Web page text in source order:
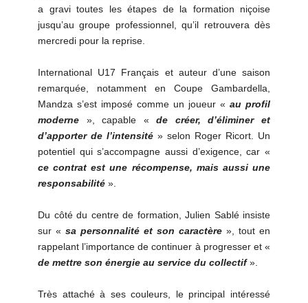
a gravi toutes les étapes de la formation niçoise
jusqu’au groupe professionnel, qu’il retrouvera dès
mercredi pour la reprise.
International U17 Français et auteur d’une saison
remarquée, notamment en Coupe Gambardella,
Mandza s’est imposé comme un joueur « au profil
moderne », capable «de créer, d’éliminer et
d’apporter de l’intensité » selon Roger Ricort. Un
potentiel qui s’accompagne aussi d’exigence, car «
ce contrat est une récompense, mais aussi une
responsabilité ».
Du côté du centre de formation, Julien Sablé insiste
sur « sa personnalité et son caractère », tout en
rappelant l’importance de continuer à progresser et «
de mettre son énergie au service du collectif».
Très attaché à ses couleurs, le principal intéressé